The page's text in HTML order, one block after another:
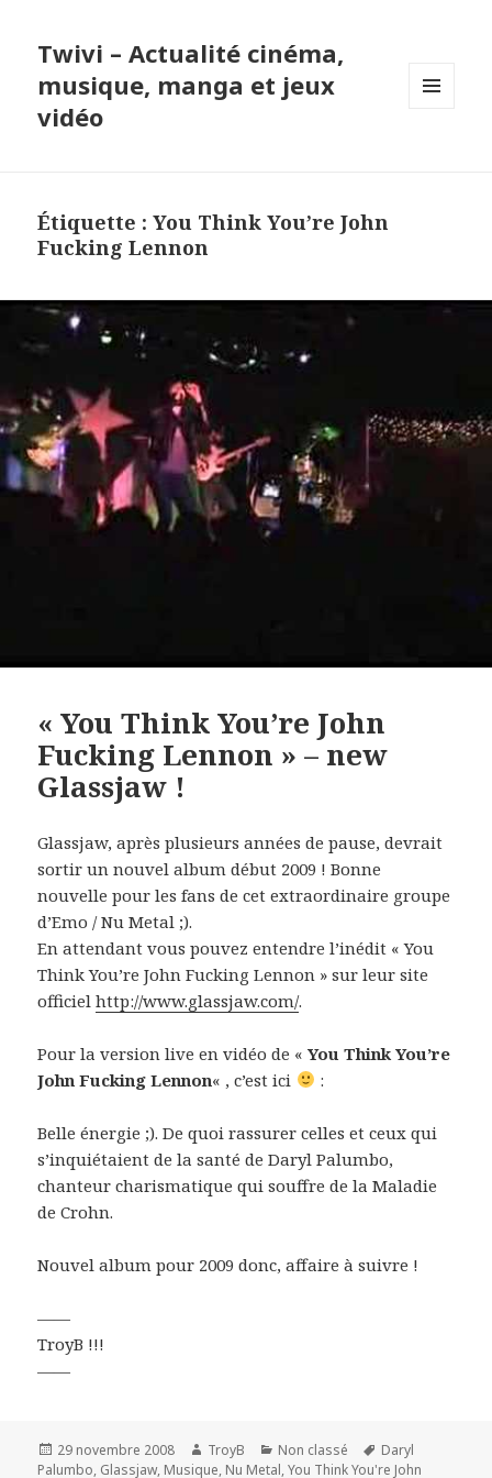
Twivi – Actualité cinéma,
musique, manga et jeux
vidéo
Étiquette :You Think You’re John
Fucking Lennon
« You Think You’re John
Fucking Lennon » – new
Glassjaw !
Glassjaw, après plusieurs années de pause, devrait
sortir un nouvel album début 2009 ! Bonne
nouvelle pour les fans de cet extraordinaire groupe
d’Emo / Nu Metal ;).
En attendant vous pouvez entendre l’inédit « You
Think You’re John Fucking Lennon » sur leur site
officielhttp://www.glassjaw.com/.
Pour la version live en vidéo de «You Think You’re
John Fucking Lennon« , c’est ici :
Belle énergie ;). De quoi rassurer celles et ceux qui
s’inquiétaient de la santé de Daryl Palumbo,
chanteur charismatique qui souffre de la Maladie
de Crohn.
Nouvel album pour 2009 donc, affaire à suivre !
——
TroyB !!!
——
Publié
le
29 novembre 2008 Auteur
TroyB Catégories
Non classé
Mots-
clés
Daryl
Palumbo, Glassjaw, Musique, Nu Metal,You Think You're John